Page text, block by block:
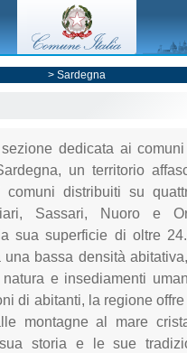
> Sardegna
dedicata ai
un territorio
distribuiti su
Sassari, Nuoro e
sua superficie di oltre
una bassa densità
e insediamenti
di abitanti, la regione
montagne al mare
storia e le sue